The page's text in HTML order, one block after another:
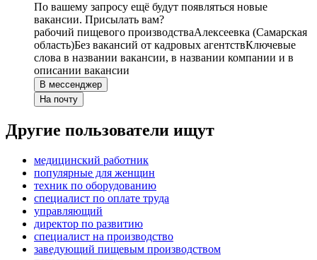
По вашему запросу ещё будут появляться новые
вакансии. Присылать вам?
рабочий пищевого производстваАлексеевка (Самарская
область)Без вакансий от кадровых агентствКлючевые
слова в названии вакансии, в названии компании и в
описании вакансии
В мессенджер
На почту
Другие пользователи ищут
медицинский работник
популярные для женщин
техник по оборудованию
специалист по оплате труда
управляющий
директор по развитию
специалист на производство
заведующий пищевым производством